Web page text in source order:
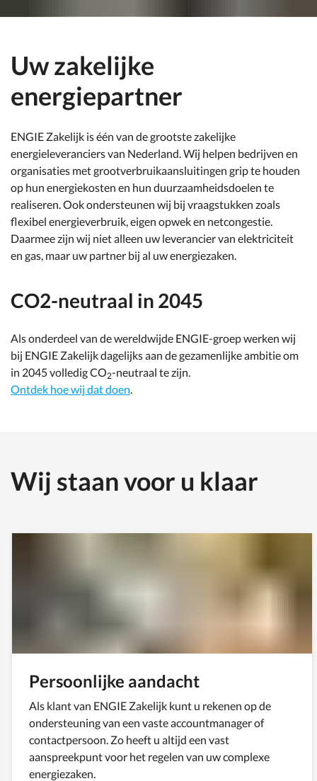
Uw zakelijke
energiepartner
ENGIE Zakelijk is één van de grootste zakelijke
energieleveranciers van Nederland. Wij helpen bedrijven en
organisaties met grootverbruikaansluitingen grip te houden
op hun energiekosten en hun duurzaamheidsdoelen te
realiseren. Ook ondersteunen wij bij vraagstukken zoals
flexibel energieverbruik, eigen opwek en netcongestie.
Daarmee zijn wij niet alleen uw leverancier van elektriciteit
en gas, maar uw partner bij al uw energiezaken.
CO2-neutraal in 2045
Als onderdeel van de wereldwijde ENGIE-groep werken wij
bij ENGIE Zakelijk dagelijks aan de gezamenlijke ambitie om
in 2045 volledig CO2-neutraal te zijn.
Ontdek hoe wij dat doen
Wij staan voor u klaar
Persoonlijke aandacht
Als klant van ENGIE Zakelijk kunt u rekenen op de
ondersteuning van een vaste accountmanager of
contactpersoon. Zo heeft u altijd een vast
aanspreekpunt voor het regelen van uw complexe
energiezaken.